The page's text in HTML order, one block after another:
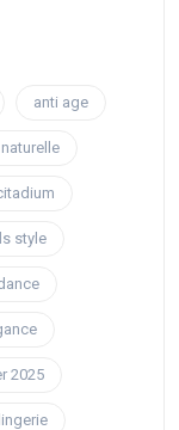
anti age
style
2025
lingerie